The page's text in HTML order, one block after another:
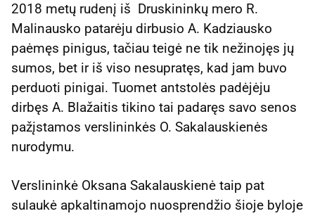
2018 metų rudenį iš Druskininkų mero R.
Malinausko patarėju dirbusio A. Kadziausko
paėmęs pinigus, tačiau teigė ne tik nežinojęs jų
sumos, bet ir iš viso nesupratęs, kad jam buvo
perduoti pinigai. Tuomet antstolės padėjėju
dirbęs A. Blažaitis tikino tai padaręs savo senos
pažįstamos verslininkės O. Sakalauskienės
nurodymu.
Verslininkė Oksana Sakalauskienė taip pat
sulaukė apkaltinamojo nuosprendžio šioje byloje